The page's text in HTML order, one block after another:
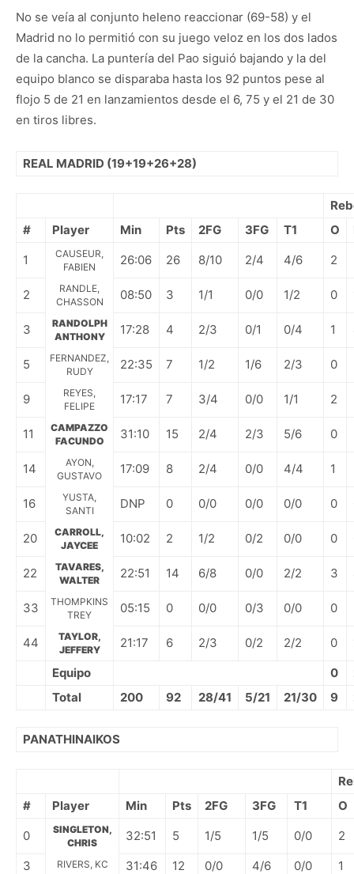
No se veía al conjunto heleno reaccionar (69-58) y el
Madrid no lo permitió con su juego veloz en los dos lados
de la cancha. La puntería del Pao siguió bajando y la del
equipo blanco se disparaba hasta los 92 puntos pese al
flojo 5 de 21 en lanzamientos desde el 6, 75 y el 21 de 30
en tiros libres.
REAL MADRID (19+19+26+28)
#
Player Min Pts 2FG 3FG T1 O
1
CAUSEUR,
FABIEN
26:06 26 8/10 2/4 4/6 2
2
RANDLE,
CHASSON
08:50 3 1/1 0/0 1/2 0
3
RANDOLPH
ANTHONY
17:28 4 2/3 0/1 0/4 1
5
FERNANDEZ,
RUDY
22:35 7 1/2 1/6 2/3 0
9
REYES,
FELIPE
17:17 7 3/4 0/0 1/1 2
11
CAMPAZZO
FACUNDO
31:10 15 2/4 2/3 5/6 0
14
AYON,
GUSTAVO
17:09 8 2/4 0/0 4/4 1
16
YUSTA,
SANTI
DNP 0 0/0 0/0 0/0 0
20
CARROLL,
JAYCEE
10:02 2 1/2 0/2 0/0 0
22
TAVARES,
WALTER
22:51 14 6/8 0/0 2/2 3
33
THOMPKINS
TREY
05:15 0 0/0 0/3 0/0 0
44
TAYLOR,
JEFFERY
21:17 6 2/3 0/2 2/2 0
Equipo
0
Total
200 92 28/41 5/21 21/30 9
PANATHINAIKOS
#
Player Min Pts 2FG 3FG T1
O
0
SINGLETON,
CHRIS
32:51 5 1/5 1/5 0/0
2
3
RIVERS, KC 31:46 12 0/0 4/6 0/0
1